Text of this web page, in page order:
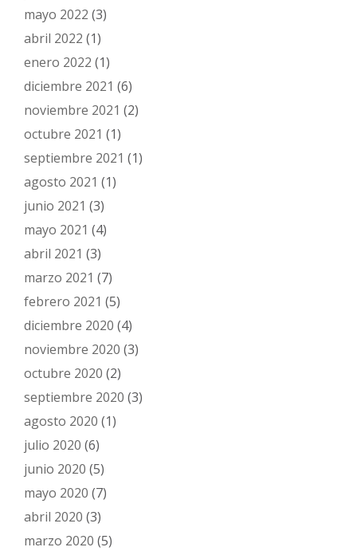
mayo 2022 (3)
abril 2022 (1)
enero 2022 (1)
diciembre 2021 (6)
noviembre 2021 (2)
octubre 2021 (1)
septiembre 2021 (1)
agosto 2021 (1)
junio 2021 (3)
mayo 2021 (4)
abril 2021 (3)
marzo 2021 (7)
febrero 2021 (5)
diciembre 2020 (4)
noviembre 2020 (3)
octubre 2020 (2)
septiembre 2020 (3)
agosto 2020 (1)
julio 2020 (6)
junio 2020 (5)
mayo 2020 (7)
abril 2020 (3)
marzo 2020 (5)